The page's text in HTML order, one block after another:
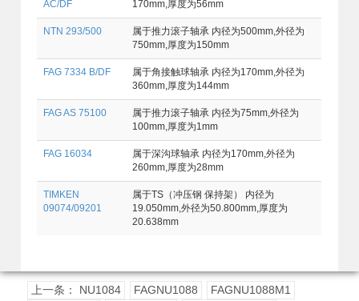
AC/DF
170mm,厚度为56mm
NTN 293/500
属于推力滚子轴承 内径为500mm,外径为
750mm,厚度为150mm
FAG 7334 B/DF
属于角接触球轴承 内径为170mm,外径为
360mm,厚度为144mm
FAG AS 75100
属于推力滚子轴承 内径为75mm,外径为
100mm,厚度为1mm
FAG 16034
属于深沟球轴承 内径为170mm,外径为
260mm,厚度为28mm
TIMKEN
09074/09201
属于TS（冲压钢 保持架） 内径为
19.050mm,外径为50.800mm,厚度为
20.638mm
上一条： NU1084 FAGNU1088 FAGNU1088M1